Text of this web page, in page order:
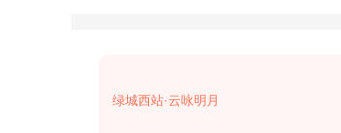
绿城西站·云咏明月